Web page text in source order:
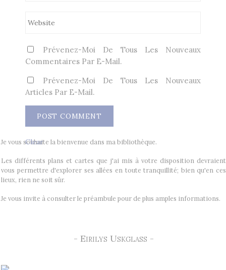
Prévenez-Moi De Tous Les Nouveaux
Commentaires Par E-Mail.
Prévenez-Moi De Tous Les Nouveaux
Articles Par E-Mail.
Clear
Je vous souhaite la bienvenue dans ma bibliothèque.
Les différents plans et cartes que j'ai mis à votre disposition devraient
vous permettre d'explorer ses allées en toute tranquillité; bien qu'en ces
lieux, rien ne soit sûr.
Je vous invite à consulter le préambule pour de plus amples informations.
- Eirilys Uskglass -